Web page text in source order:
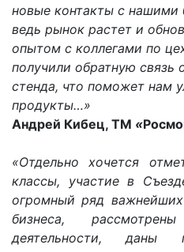
новые контакты с
ведь рынок растет и
опытом с коллегами по
получили обратную связь
стенда, что поможет нам
продукты…»
Андрей Кибец, ТМ «
«Отдельно хочется
классы, участие в
огромный ряд
бизнеса,
деятельности,